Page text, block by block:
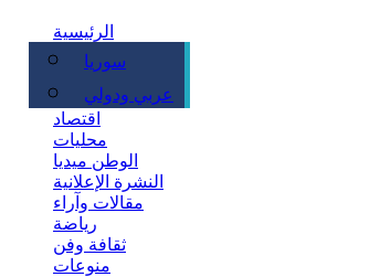
الرئيسية
سوريا
عربي ودولي
اقتصاد
محليات
الوطن ميديا
النشرة الإعلانية
مقالات وآراء
رياضة
ثقافة وفن
منوعات